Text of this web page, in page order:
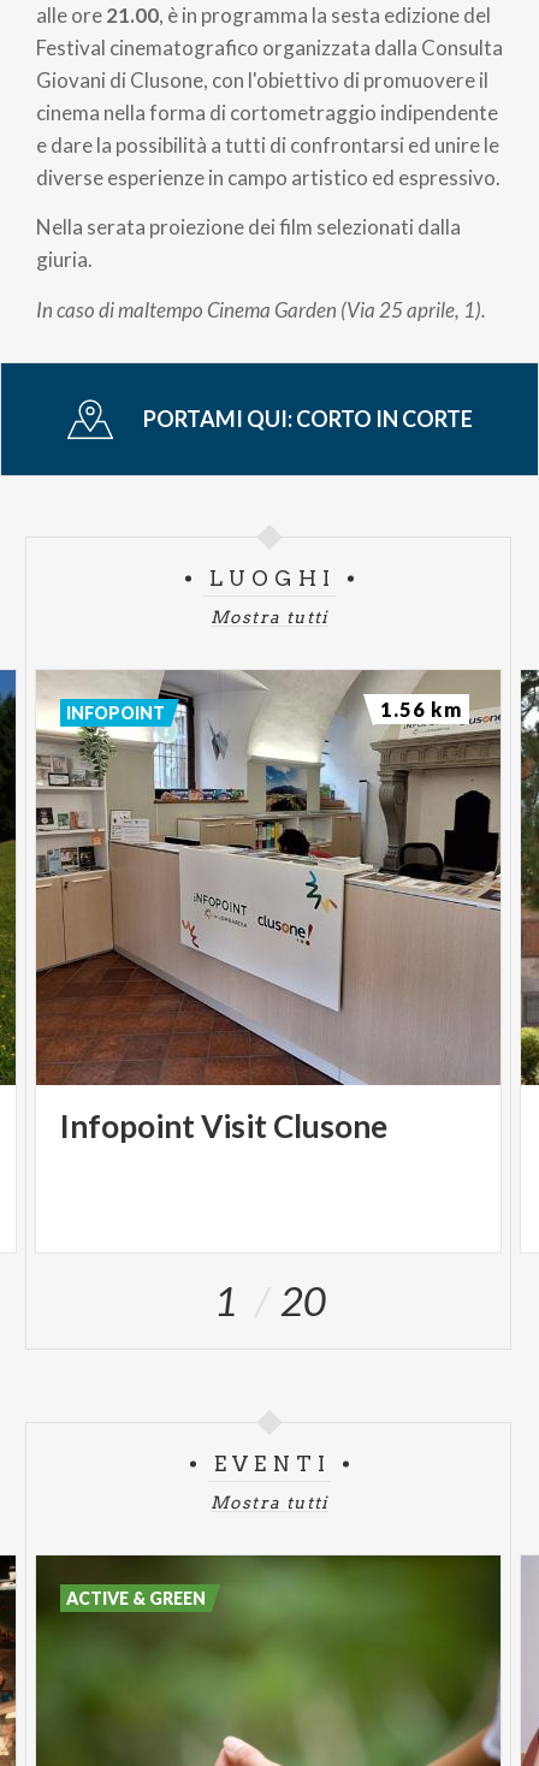
alle ore21.00, è in programma la sesta edizione del
Festival cinematografico organizzata dalla Consulta
Giovani di Clusone, con l'obiettivo di promuovere il
cinema nella forma di cortometraggio indipendente
e dare la possibilità a tutti di confrontarsi ed unire le
diverse esperienze in campo artistico ed espressivo.
Nella serata proiezione dei film selezionati dalla
giuria.
In caso di maltempo Cinema Garden (Via 25 aprile, 1).
PORTAMI QUI:CORTO IN CORTE
LUOGHI
Mostra tutti
InfopointVisitClusone
INFOPOINT 1.56 km
1 20
EVENTI
Mostra tutti
ACTIVE & GREEN